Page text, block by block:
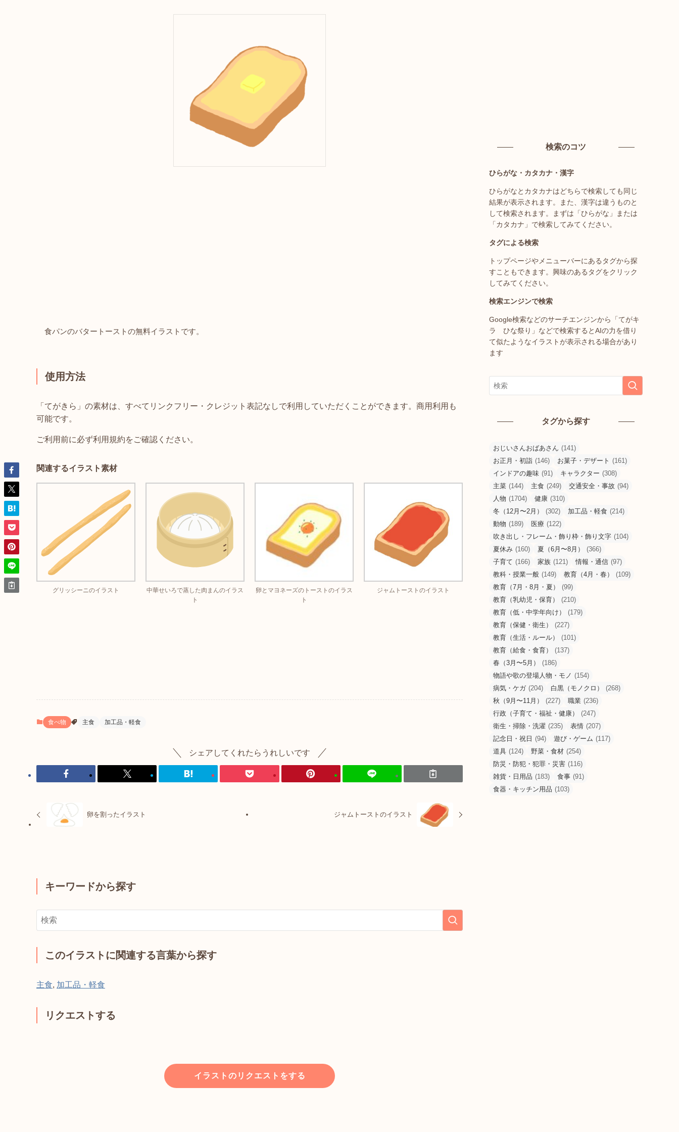
食パンのバタートーストの無料イラストです。
使用方法
「てがきら」の素材は、すべてリンクフリー・クレジット表記なしで利用していただくことができます。商用利用も
可能です。
ご利用前に必ず利用規約をご確認ください。
関連するイラスト素材
グリッシーニのイラスト
中華せいろで蒸した肉まんのイラス
ト
卵とマヨネーズのトーストのイラス
ト
ジャムトーストのイラスト
食べ物 主食 加工品・軽食
シェアしてくれたらうれしいです
卵を割ったイラスト ジャムトーストのイラスト
キーワードから探す
このイラストに関連する言葉から探す
主食, 加工品・軽食
リクエストする
イラストのリクエストをする
検索のコツ
ひらがな・カタカナ・漢字
ひらがなとカタカナはどちらで検索しても同じ
結果が表示されます。また、漢字は違うものと
して検索されます。まずは「ひらがな」または
「カタカナ」で検索してみてください。
タグによる検索
トップページやメニューバーにあるタグから探
すこともできます。興味のあるタグをクリック
してみてください。
検索エンジンで検索
Google検索などのサーチエンジンから「てがキ
ラ ひな祭り」などで検索するとAIの力を借り
て似たようなイラストが表示される場合があり
ます
タグから探す
おじいさんおばあさん (141)
お正月・初詣 (146) お菓子・デザート (161)
インドアの趣味 (91) キャラクター (308)
主菜 (144) 主食 (249) 交通安全・事故 (94)
人物 (1704) 健康 (310)
冬（12月〜2月）
(302) 加工品・軽食 (214)
動物 (189) 医療 (122)
吹き出し・フレーム・飾り枠・飾り文字 (104)
夏休み (160) 夏（6月〜8月）
(366)
子育て (166) 家族 (121) 情報・通信 (97)
教科・授業一般 (149) 教育（4月・春）
(109)
教育（7月・8月・夏）
(99)
教育（乳幼児・保育）
(210)
教育（低・中学年向け）
(179)
教育（保健・衛生）
(227)
教育（生活・ルール）
(101)
教育（給食・食育）
(137)
春（3月〜5月）
(186)
物語や歌の登場人物・モノ (154)
病気・ケガ (204) 白黒（モノクロ）
(268)
秋（9月〜11月）
(227) 職業 (236)
行政（子育て・福祉・健康）
(247)
衛生・掃除・洗濯 (235) 表情 (207)
記念日・祝日 (94) 遊び・ゲーム (117)
道具 (124) 野菜・食材 (254)
防災・防犯・犯罪・災害 (116)
雑貨・日用品 (183) 食事 (91)
食器・キッチン用品 (103)